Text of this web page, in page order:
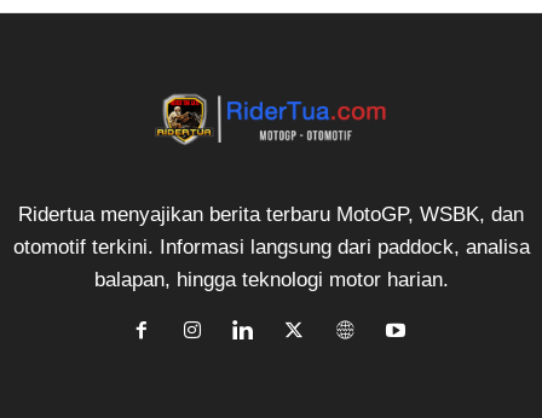
Ridertua menyajikan berita terbaru MotoGP, WSBK, dan
otomotif terkini. Informasi langsung dari paddock, analisa
balapan, hingga teknologi motor harian.